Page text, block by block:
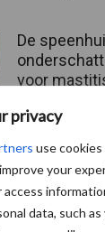
privacy
use
your
access
data, such
De
voor
krimpende
markt